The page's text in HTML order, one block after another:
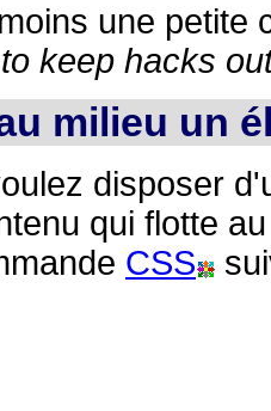
une petite
keep hacks
milieu un
disposer
qui flotte
CSS